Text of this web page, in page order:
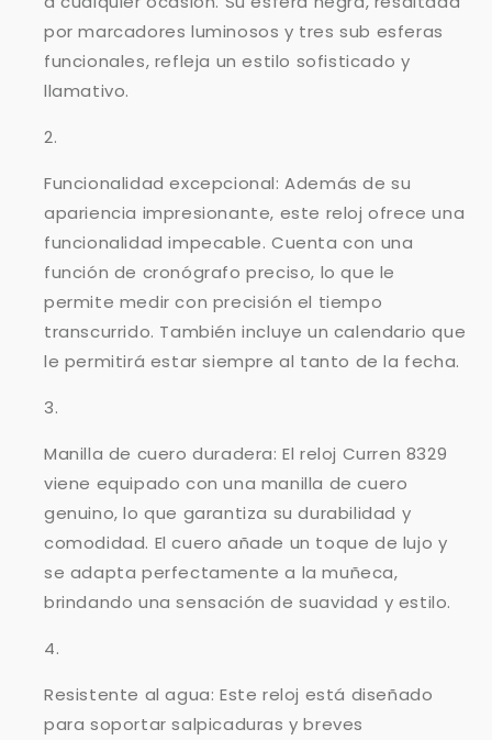
por marcadores luminosos y tres sub esferas
funcionales, refleja un estilo sofisticado y
llamativo.
Funcionalidad excepcional: Además de su
apariencia impresionante, este reloj ofrece una
funcionalidad impecable. Cuenta con una
función de cronógrafo preciso, lo que le
permite medir con precisión el tiempo
transcurrido. También incluye un calendario que
le permitirá estar siempre al tanto de la fecha.
Manilla de cuero duradera: El reloj Curren 8329
viene equipado con una manilla de cuero
genuino, lo que garantiza su durabilidad y
comodidad. El cuero añade un toque de lujo y
se adapta perfectamente a la muñeca,
brindando una sensación de suavidad y estilo.
Resistente al agua: Este reloj está diseñado
para soportar salpicaduras y breves